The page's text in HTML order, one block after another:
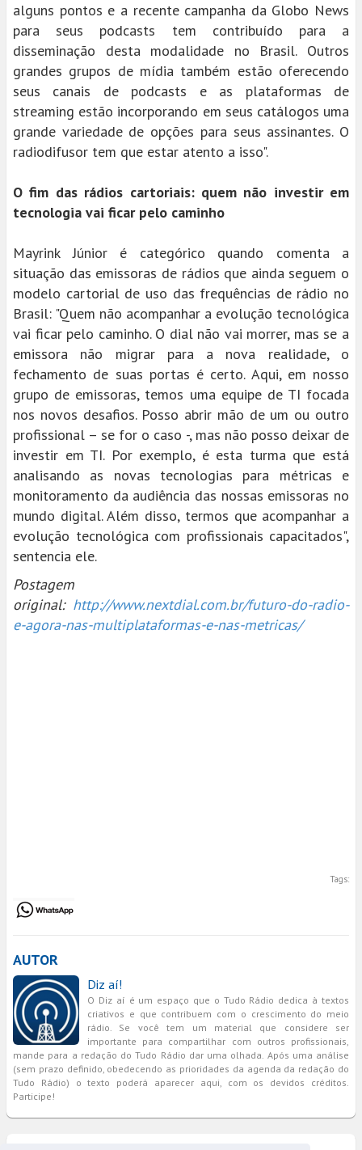
alguns pontos e a recente campanha da Globo News
para seus podcasts tem contribuído para a
disseminação desta modalidade no Brasil. Outros
grandes grupos de mídia também estão oferecendo
seus canais de podcasts e as plataformas de
streaming estão incorporando em seus catálogos uma
grande variedade de opções para seus assinantes. O
radiodifusor tem que estar atento a isso".
O fim das rádios cartoriais: quem não investir em
tecnologia vai ficar pelo caminho
Mayrink Júnior é categórico quando comenta a
situação das emissoras de rádios que ainda seguem o
modelo cartorial de uso das frequências de rádio no
Brasil: "Quem não acompanhar a evolução tecnológica
vai ficar pelo caminho. O dial não vai morrer, mas se a
emissora não migrar para a nova realidade, o
fechamento de suas portas é certo. Aqui, em nosso
grupo de emissoras, temos uma equipe de TI focada
nos novos desafios. Posso abrir mão de um ou outro
profissional – se for o caso -, mas não posso deixar de
investir em TI. Por exemplo, é esta turma que está
analisando as novas tecnologias para métricas e
monitoramento da audiência das nossas emissoras no
mundo digital. Além disso, termos que acompanhar a
evolução tecnológica com profissionais capacitados",
sentencia ele.
Postagem
original: http://www.nextdial.com.br/futuro-do-radio-
e-agora-nas-multiplataformas-e-nas-metricas/
Tags:
AUTOR
Diz aí!
O Diz aí é um espaço que o Tudo Rádio dedica à textos
criativos e que contribuem com o crescimento do meio
rádio. Se você tem um material que considere ser
importante para compartilhar com outros profissionais,
mande para a redação do Tudo Rádio dar uma olhada. Após uma análise
(sem prazo definido, obedecendo as prioridades da agenda da redação do
Tudo Rádio) o texto poderá aparecer aqui, com os devidos créditos.
Participe!